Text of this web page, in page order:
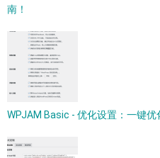
南！
WPJAM Basic - 优化设置：一键